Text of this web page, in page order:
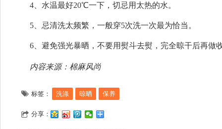
4、水温最好20℃一下，切忌用太热的水。
5、忌清洗太频繁，一般穿5次洗一次最为恰当。
6、避免强光暴晒，不要用熨斗去熨，完全晾干后再做
内容来源：棉麻风尚
标签： 洗涤 晾晒 保养
分享：